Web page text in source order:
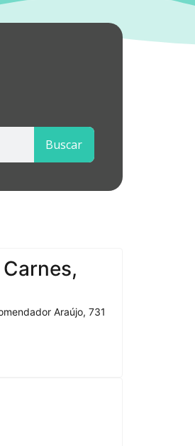
Buscar
Araújo, 731